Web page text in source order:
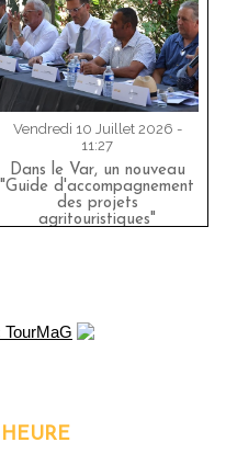
Vendredi 10 Juillet 2026 -
11:27
Dans le Var, un nouveau
"Guide d'accompagnement
des projets
agritouristiques"
HEURE